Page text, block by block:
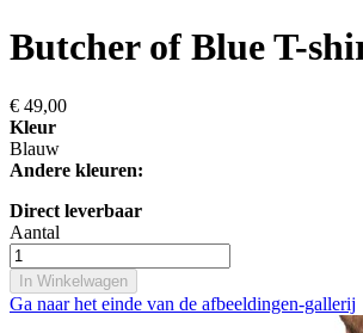
Butcher of Blue T-
€ 49,00
Kleur
Blauw
Andere kleuren:
Direct leverbaar
Aantal
In Winkelwagen
Ga naar het einde van de afbeeldingen-gallerij